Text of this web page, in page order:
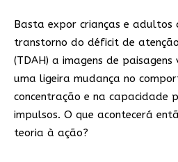
Basta expor crianças e adultos
transtorno do déficit de
(TDAH) a imagens de
uma ligeira mudança no
concentração e na capacidade
impulsos. O que acontecerá
teoria à ação?